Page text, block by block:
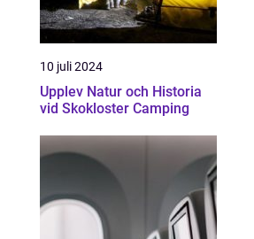
10 juli 2024
Upplev Natur och Historia
vid Skokloster Camping